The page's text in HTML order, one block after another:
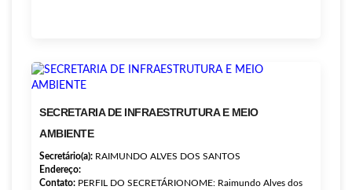
SECRETARIA DE INFRAESTRUTURA E MEIO
AMBIENTE
Secretário(a): RAIMUNDO ALVES DOS SANTOS
Endereço:
Contato: PERFIL DO SECRETÁRIONOME: Raimundo Alves dos